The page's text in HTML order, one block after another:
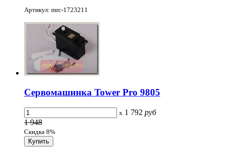
Артикул: mrc-1723211
Сервомашинка Tower Pro 9805
x 1 792 руб
1 948
Скидка 8%